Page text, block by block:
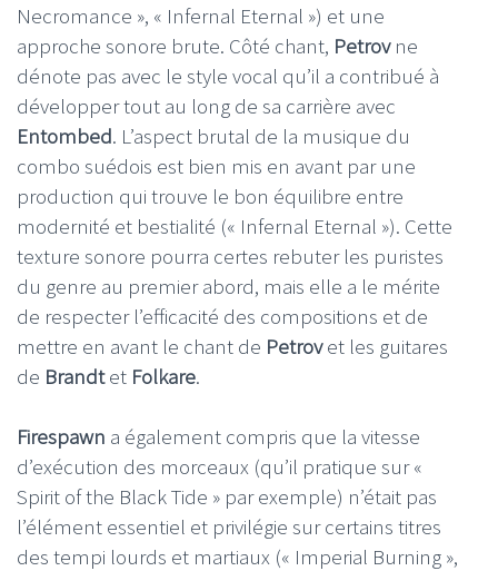
Necromance », « Infernal Eternal ») et une
approche sonore brute. Côté chant, Petrovne
dénote pas avec le style vocal qu’il a contribué à
développer tout au long de sa carrière avec
Entombed. L’aspect brutal de la musique du
combo suédois est bien mis en avant par une
production qui trouve le bon équilibre entre
modernité et bestialité (« Infernal Eternal »). Cette
texture sonore pourra certes rebuter les puristes
du genre au premier abord, mais elle a le mérite
de respecter l’efficacité des compositions et de
mettre en avant le chant de Petrovet les guitares
de Brandtet Folkare.
Firespawn a également compris que la vitesse
d’exécution des morceaux (qu’il pratique sur «
Spirit of the Black Tide » par exemple) n’était pas
l’élément essentiel et privilégie sur certains titres
des tempi lourds et martiaux (« Imperial Burning »,